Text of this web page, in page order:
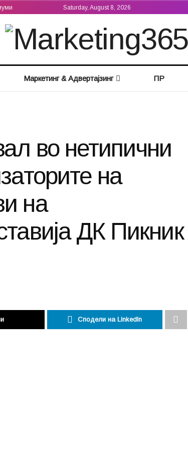
Saturday, August 8, 2026
Маркетинг & Адвертајзинг ПР
во нетипични
на
на
ДК Пикник
Сподели на LinkedIn